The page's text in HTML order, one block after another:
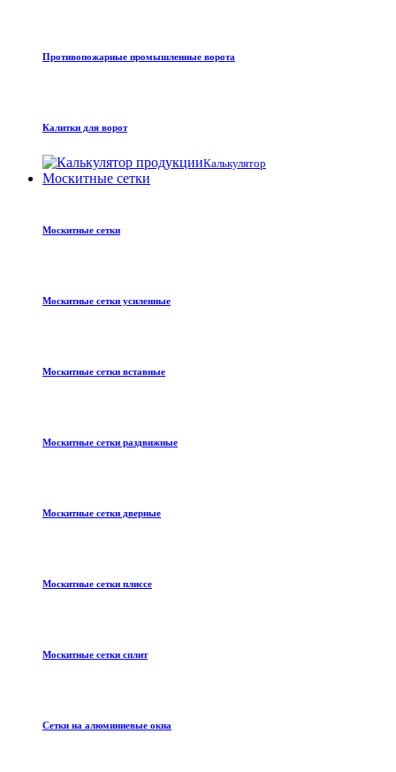
Противопожарные промышленные ворота
Калитки для ворот
Калькулятор
Москитные сетки
Москитные сетки
Москитные сетки усиленные
Москитные сетки вставные
Москитные сетки раздвижные
Москитные сетки дверные
Москитные сетки плиссе
Москитные сетки сплит
Сетки на алюминиевые окна